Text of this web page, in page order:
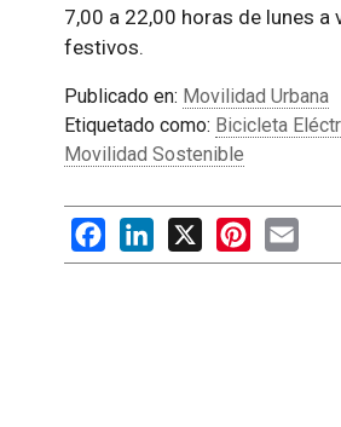
7,00 a 22,00 horas de lunes
festivos.
Publicado en: Movilidad Urbana
Etiquetado como: Bicicleta
Movilidad Sostenible
FacebookLinkedIn
X PinterestEmail